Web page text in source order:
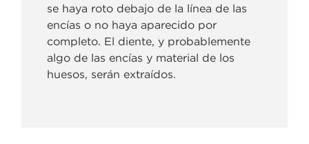
se haya roto debajo de la línea de las
encías o no haya aparecido por
completo. El diente, y probablemente
algo de las encías y material de los
huesos, serán extraídos.